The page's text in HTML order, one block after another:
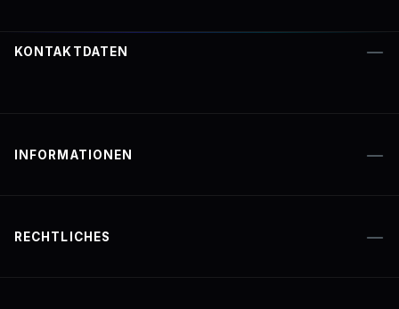
KONTAKTDATEN
INFORMATIONEN
RECHTLICHES